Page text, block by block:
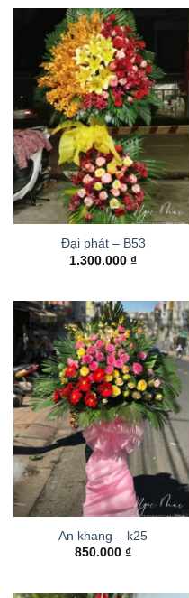
Đại phát – B53
1.300.000 ₫
An khang – k25
850.000 ₫